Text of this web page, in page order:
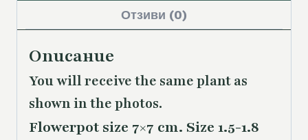
Отзиви (0)
Описание
You will receive the sameplant as
shown in the photos.
Flowerpot size 7×7 cm. Size 1.5-1.8